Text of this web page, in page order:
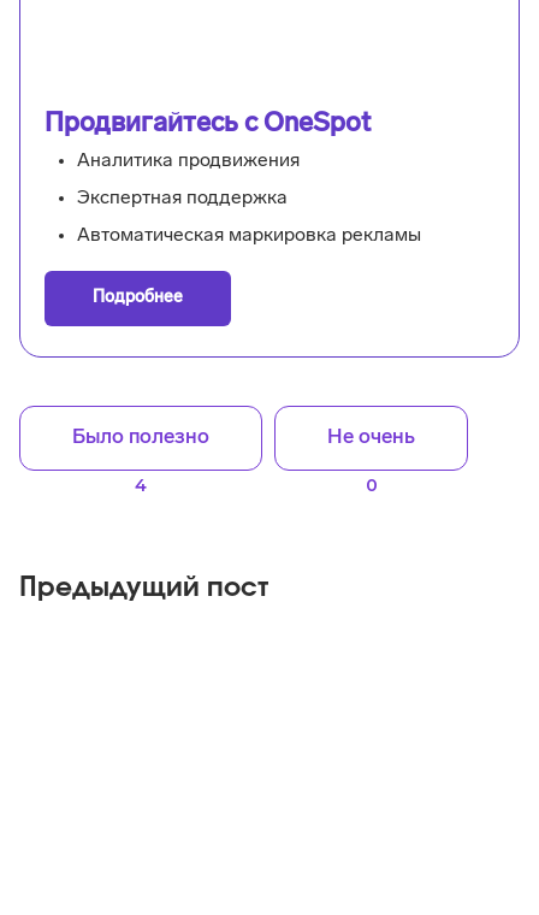
Продвигайтесь с OneSpot
Аналитика продвижения
Экспертная поддержка
Автоматическая маркировка рекламы
Подробнее
Было полезно
4
Не очень
0
Предыдущий пост